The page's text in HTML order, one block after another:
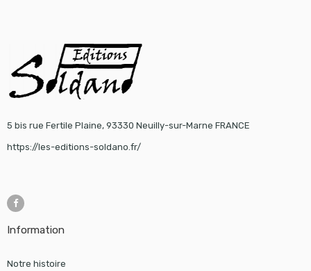
5 bis rue Fertile Plaine, 93330 Neuilly-sur-Marne FRANCE
https://les-editions-soldano.fr/
Information
Notre histoire